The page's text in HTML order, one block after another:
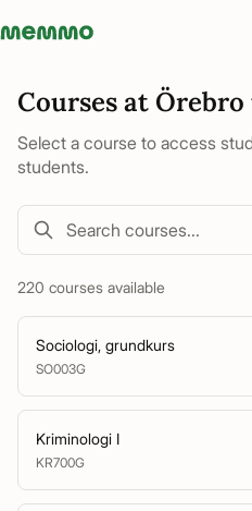
Memmo - AI-verktyg och digital
Courses at
Select a course to access
students.
220 courses available
Sociologi, grundkurs
SO003G
Kriminologi I
KR700G